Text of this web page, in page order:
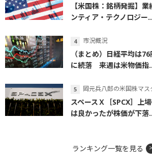
【米国株：銘柄発掘】
ンティア・テクノロジー
市況概況
（まとめ）日経平均は
に続落 来週は米物価指
岡元兵八郎の米国株マス
スペースＸ［SPCX］上
は良かったが株価が下落
ランキング一覧を見る